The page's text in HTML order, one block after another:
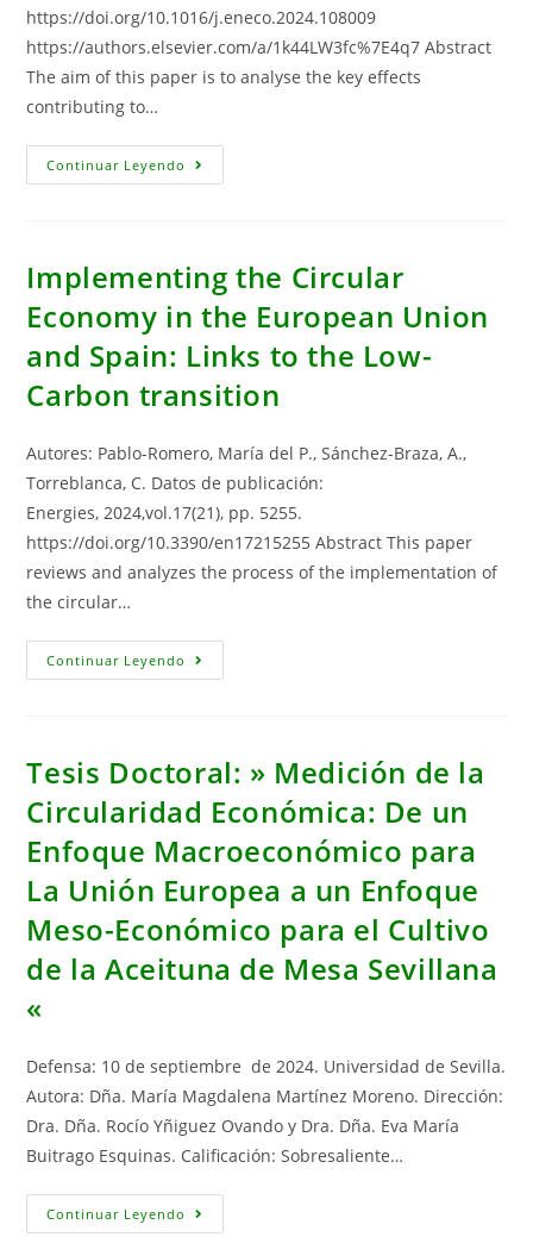
https://doi.org/10.1016/j.eneco.2024.108009
https://authors.elsevier.com/a/1k44LW3fc%7E4q7 Abstract
The aim of this paper is to analyse the key effects
contributing to…
Continuar Leyendo Key
Effects
Energy
Imports
The
EU-
27
Between
2000
And
Decomposition
Analysis
Based
The
Sankey
Diagram
Implementing the Circular
Economy in the European Union
and Spain: Links to the Low-
Carbon transition
Autores: Pablo-Romero, María del P., Sánchez-Braza, A.,
Torreblanca, C. Datos de publicación:
Energies, 2024,vol.17(21), pp. 5255.
https://doi.org/10.3390/en17215255 Abstract This paper
reviews and analyzes the process of the implementation of
the circular…
Continuar Leyendo Implementing
The
European
Union
Spain:
Links
To
The
Carbon
Transition
Tesis Doctoral: » Medición de la
Circularidad Económica: De un
Enfoque Macroeconómico para
La Unión Europea a un Enfoque
Meso-Económico para el Cultivo
de la Aceituna de Mesa Sevillana
«
Defensa: 10 de septiembre de 2024. Universidad de Sevilla.
Autora: Dña. María Magdalena Martínez Moreno. Dirección:
Dra. Dña. Rocío Yñiguez Ovando y Dra. Dña. Eva María
Buitrago Esquinas. Calificación: Sobresaliente…
Continuar Leyendo Tesis
Doctoral: